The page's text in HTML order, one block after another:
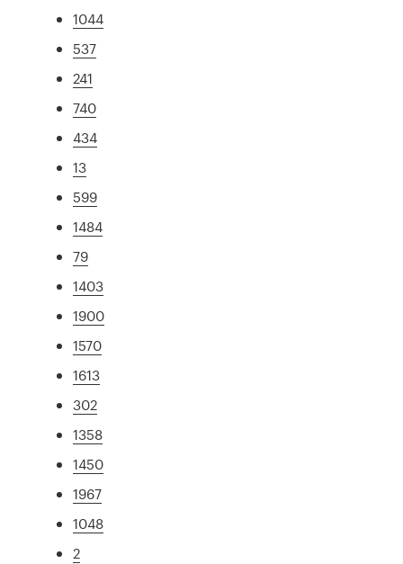
1044
537
241
740
434
13
599
1484
79
1403
1900
1570
1613
302
1358
1450
1967
1048
2